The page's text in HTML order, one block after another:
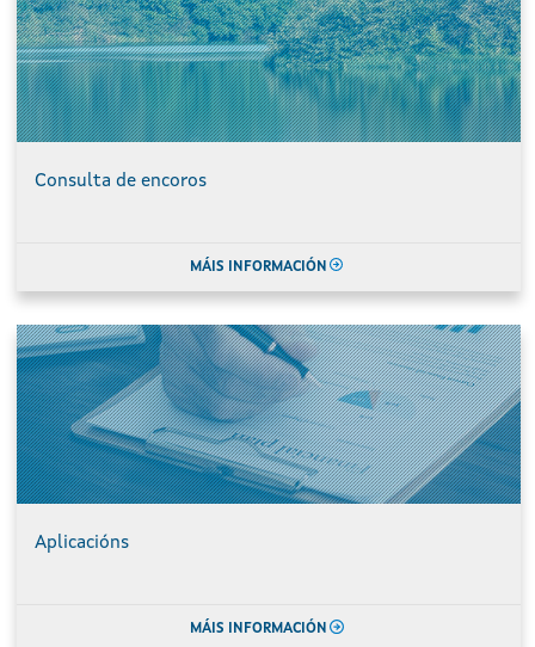
Consulta de encoros
MÁIS INFORMACIÓN
Aplicacións
MÁIS INFORMACIÓN